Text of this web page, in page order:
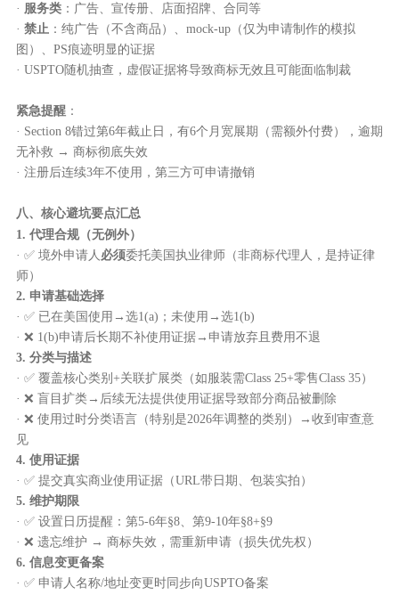
· 服务类：广告、宣传册、店面招牌、合同等
· 禁止 ：纯广告（不含商品）、mock-up（仅为申请制作的模拟
图）、PS痕迹明显的证据
· USPTO随机抽查，虚假证据将导致商标无效且可能面临制裁
紧急提醒：
· Section 8错过第6年截止日，有6个月宽展期（需额外付费），逾期
无补救 → 商标彻底失效
· 注册后连续3年不使用，第三方可申请撤销
八、核心避坑要点汇总
1. 代理合规（无例外）
· ✅ 境外申请人 必须委托美国执业律师（非商标代理人，是持证律
师）
2. 申请基础选择
· ✅ 已在美国使用→选1(a)；未使用→选1(b)
· ❌ 1(b)申请后长期不补使用证据→申请放弃且费用不退
3. 分类与描述
· ✅ 覆盖核心类别+关联扩展类（如服装需Class 25+零售Class 35）
· ❌ 盲目扩类→后续无法提供使用证据导致部分商品被删除
· ❌ 使用过时分类语言（特别是2026年调整的类别）→收到审查意
见
4. 使用证据
· ✅ 提交真实商业使用证据（URL带日期、包装实拍）
5. 维护期限
· ✅ 设置日历提醒：第5-6年§8、第9-10年§8+§9
· ❌ 遗忘维护 → 商标失效，需重新申请（损失优先权）
6. 信息变更备案
· ✅ 申请人名称/地址变更时同步向USPTO备案